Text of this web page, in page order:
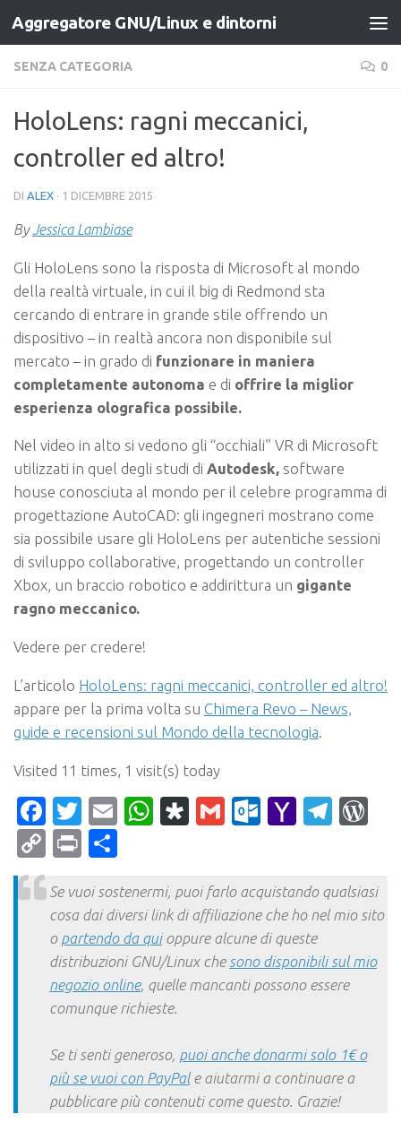
Salta al contenuto
Aggregatore GNU/Linux e dintorni
SENZA CATEGORIA 0
HoloLens: ragni meccanici,
controller ed altro!
DI ALEX · 1 DICEMBRE 2015
ByJessica Lambiase
Gli HoloLens sono la risposta di Microsoft al mondo
della realtà virtuale, in cui il big di Redmond sta
cercando di entrare in grande stile offrendo un
dispositivo – in realtà ancora non disponibile sul
mercato – in grado di funzionare in maniera
completamente autonoma e di offrire la miglior
esperienza olografica possibile.
Nel video in alto si vedono gli “occhiali” VR di Microsoft
utilizzati in quel degli studi di Autodesk, software
house conosciuta al mondo per il celebre programma di
progettazione AutoCAD: gli ingegneri mostrano come
sia possibile usare gli HoloLens per autentiche sessioni
di sviluppo collaborative, progettando un controller
Xbox, un braccio robotico e addirittura un gigante
ragno meccanico.
Vedere per credere!
L’articolo HoloLens: ragni meccanici, controller ed altro!
appare per la prima volta su Chimera Revo – News,
guide e recensioni sul Mondo della tecnologia.
Visited 11 times, 1 visit(s) today
Facebook
Twitter
EmailWhatsApp
Diaspora
Gmail Yahoo
CopyPrint
Se vuoi sostenermi, puoi farlo acquistando qualsiasi
cosa dai diversi link di affiliazione che ho nel mio sito
o partendo da quioppure alcune di queste
distribuzioni GNU/Linux che sono disponibili sul mio
negozio online, quelle mancanti possono essere
comunque richieste.
Se ti senti generoso, puoi anche donarmi solo 1€ o
più se vuoi con PayPale aiutarmi a continuare a
pubblicare più contenuti come questo. Grazie!